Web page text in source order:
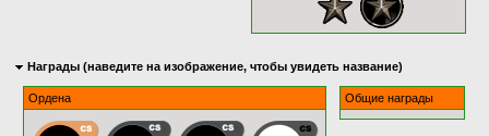
Награды (наведите на изображение, чтобы увидеть название)
Ордена Общие награды